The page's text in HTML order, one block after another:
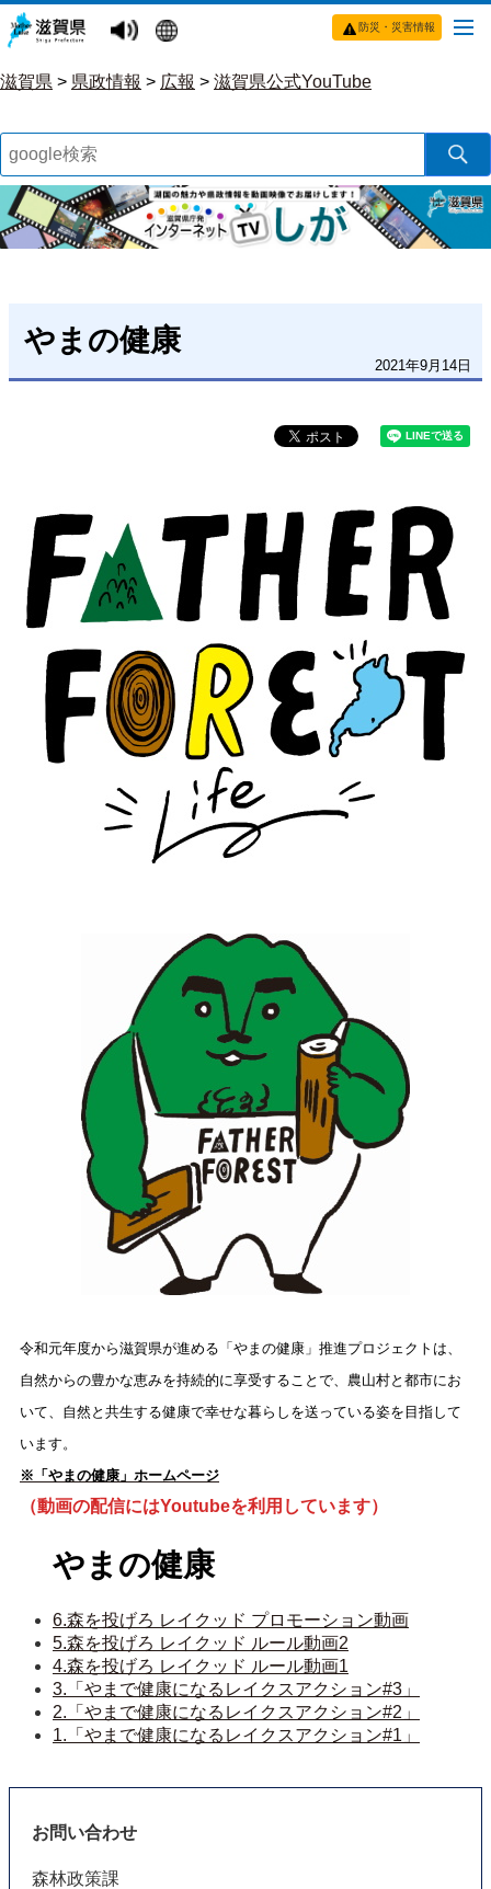
防災・災害情報
滋賀県 > 県政情報 > 広報 > 滋賀県公式YouTube
やまの健康
2021年9月14日
令和元年度から滋賀県が進める「やまの健康」推進プロジェクトは、
自然からの豊かな恵みを持続的に享受することで、農山村と都市にお
いて、自然と共生する健康で幸せな暮らしを送っている姿を目指して
います。
※「やまの健康」ホームページ
（動画の配信にはYoutubeを利用しています）
やまの健康
6.森を投げろ レイクッド プロモーション動画
5.森を投げろ レイクッド ルール動画2
4.森を投げろ レイクッド ルール動画1
3.「やまで健康になるレイクスアクション#3」
2.「やまで健康になるレイクスアクション#2」
1.「やまで健康になるレイクスアクション#1」
お問い合わせ
森林政策課